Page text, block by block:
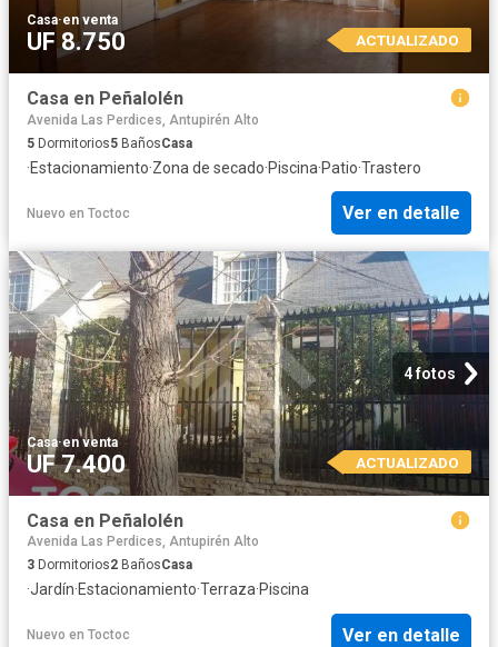
Casa·en venta
UF 8.750 ACTUALIZADO
Casa en Peñalolén
Avenida Las Perdices, Antupirén Alto
5 Dormitorios5 BañosCasa
·Estacionamiento·Zona de secado·Piscina·Patio·Trastero
Nuevo en Toctoc Ver en detalle
4 fotos
Casa·en venta
UF 7.400 ACTUALIZADO
Casa en Peñalolén
Avenida Las Perdices, Antupirén Alto
3 Dormitorios2 BañosCasa
·Jardín·Estacionamiento·Terraza·Piscina
Nuevo en Toctoc Ver en detalle